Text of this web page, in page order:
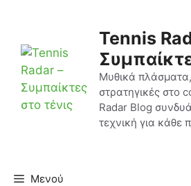
περιεχόμενο
Tennis
Μυθικά πλάσματα,
στρατηγικές στο
Radar Blog
τεχνική για κάθε
Μενού